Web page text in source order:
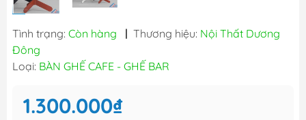
Tình trạng: Còn hàng | Thương hiệu: Nội Thất Dương
Đông
Loại: BÀN GHẾ CAFE - GHẾ BAR
1.300.000₫